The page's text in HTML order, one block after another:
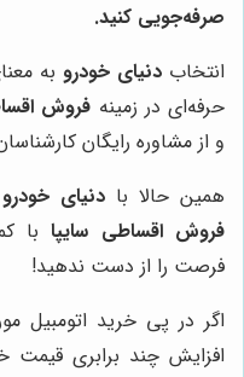
صرفه‌جویی کنید.
انتخاب دنیای خودرو به
حرفه‌ای در زمینه فروش
و از مشاوره رایگان
همین حالا با دنیای خودرو
فروش اقساطی سایپابا
فرصت را از دست ندهید!
اگر در پی خرید اتومبیل
افزایش چند برابری قیمت